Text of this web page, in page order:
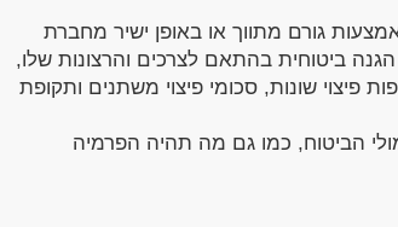
גורם מתווך או באופן ישיר מחברת
ביטוחית בהתאם לצרכים והרצונות שלו,
פיצוי שונות, סכומי פיצוי משתנים ותקופת
הביטוח, כמו גם מה תהיה הפרמיה